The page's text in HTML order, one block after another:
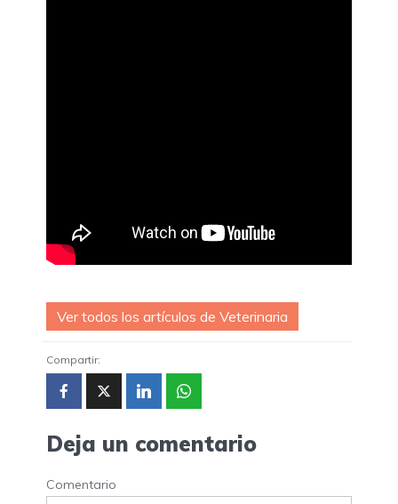
Ver todos los artículos de Veterinaria
Compartir:
Deja un comentario
Comentario